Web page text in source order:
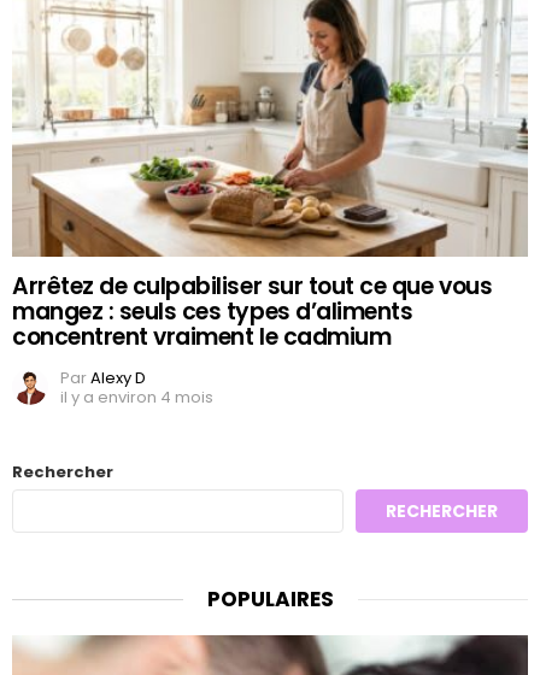
Arrêtez de culpabiliser sur tout ce que vous
mangez : seuls ces types d’aliments
concentrent vraiment le cadmium
ParAlexy D
il y a environ 4 mois
Rechercher
RECHERCHER
POPULAIRES